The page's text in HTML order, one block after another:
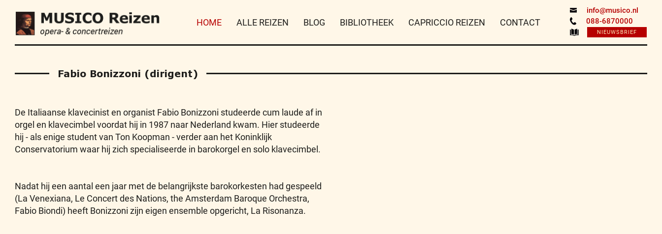
info@musico.nl
088-6870000
NIEUWSBRIEF
HOME ALLE REIZEN BLOG BIBLIOTHEEK CAPRICCIO REIZEN CONTACT
Fabio Bonizzoni (dirigent)
De Italiaanse klavecinist en organist Fabio Bonizzoni studeerde cum laude af in
orgel en klavecimbel voordat hij in 1987 naar Nederland kwam. Hier studeerde
hij - als enige student van Ton Koopman - verder aan het Koninklijk
Conservatorium waar hij zich specialiseerde in barokorgel en solo klavecimbel.
Nadat hij een aantal een jaar met de belangrijkste barokorkesten had gespeeld
(La Venexiana, Le Concert des Nations, the Amsterdam Baroque Orchestra,
Fabio Biondi) heeft Bonizzoni zijn eigen ensemble opgericht, La Risonanza.